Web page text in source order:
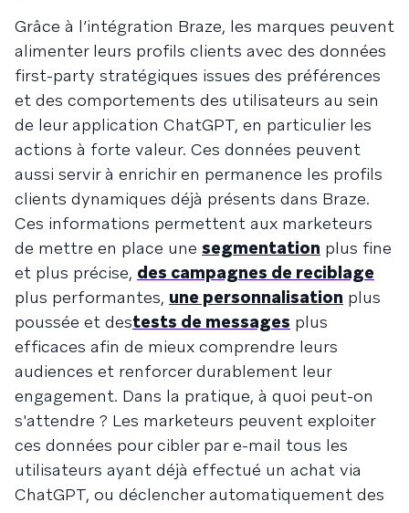
Grâce à l’intégration Braze, les marques peuvent
alimenter leurs profils clients avec des données
first-party stratégiques issues des préférences
et des comportements des utilisateurs au sein
de leur application ChatGPT, en particulier les
actions à forte valeur. Ces données peuvent
aussi servir à enrichir en permanence les profils
clients dynamiques déjà présents dans Braze.
Ces informations permettent aux marketeurs
de mettre en place une segmentation plus fine
et plus précise, des campagnes de reciblage
plus performantes, une personnalisation plus
poussée et destests de messages plus
efficaces afin de mieux comprendre leurs
audiences et renforcer durablement leur
engagement. Dans la pratique, à quoi peut-on
s'attendre ? Les marketeurs peuvent exploiter
ces données pour cibler par e-mail tous les
utilisateurs ayant déjà effectué un achat via
ChatGPT, ou déclencher automatiquement des